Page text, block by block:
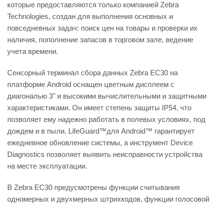
которые предоставляются только компанией Zebra
Technologies, создан для выполнения основных и
повседневных задач: поиск цен на товары и проверки их
наличия, пополнение запасов в торговом зале, ведение
учета времени.
Сенсорный терминал сбора данных Zebra EC30 на
платформе Android оснащен цветным дисплеем с
диагональю 3" и высокими вычислительными и защитными
характеристиками. Он имеет степень защиты IP54, что
позволяет ему надежно работать в полевых условиях, под
дождем и в пыли. LifeGuard™для Android™ гарантирует
ежедневное обновление системы, а инструмент Device
Diagnostics позволяет выявить неисправности устройства
на месте эксплуатации.
В Zebra EC30 предусмотрены функции считывания
одномерных и двухмерных штрихкодов, функции голосовой